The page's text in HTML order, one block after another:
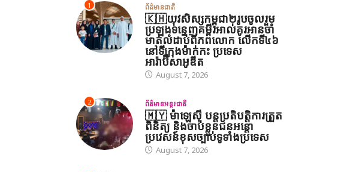
1 ព័ត៌មានជាតិ
🇰🇭យុវសិស្សកម្ពុជា២រូបចូលរួម
ប្រឡងទន្ទេញគម្ពីរអាល់គូរអានចាំ
មាត់លំដាប់ពិភពលោក លើកទី៤៦
នៅទីក្រុងម៉ាក់កះ ប្រទេស
អារ៉ាប៊ីសាអូឌីត
August 7, 2026
2 ព័ត៌មានអន្តរជាតិ
🇲🇾 ម៉ាឡេស៊ី បន្តប្រតិបត្តិការត្រួត
ពិនិត្យ និងចាប់ខ្លួនជនអន្តោ
ប្រវេសន៍ខុសច្បាប់ទូទាំងប្រទេស
August 7, 2026